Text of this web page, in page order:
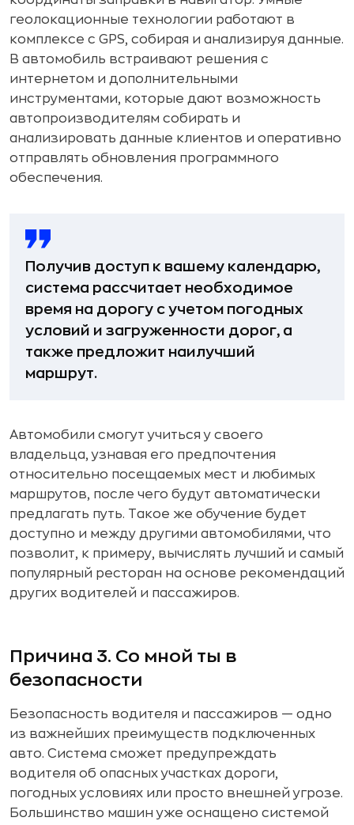
геолокационные технологии работают в
комплексе с GPS, собирая и анализируя данные.
В автомобиль встраивают решения с
интернетом и дополнительными
инструментами, которые дают возможность
автопроизводителям собирать и
анализировать данные клиентов и оперативно
отправлять обновления программного
обеспечения.
Получив доступ к вашему календарю,
система рассчитает необходимое
время на дорогу с учетом погодных
условий и загруженности дорог, а
также предложит наилучший
маршрут.
Автомобили смогут учиться у своего
владельца, узнавая его предпочтения
относительно посещаемых мест и любимых
маршрутов, после чего будут автоматически
предлагать путь. Такое же обучение будет
доступно и между другими автомобилями, что
позволит, к примеру, вычислять лучший и самый
популярный ресторан на основе рекомендаций
других водителей и пассажиров.
Причина 3. Со мной ты в
безопасности
Безопасность водителя и пассажиров — одно
из важнейших преимуществ подключенных
авто. Система сможет предупреждать
водителя об опасных участках дороги,
погодных условиях или просто внешней угрозе.
Большинство машин уже оснащено системой